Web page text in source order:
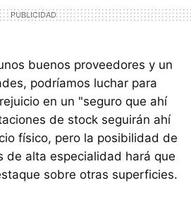
buenos proveedores y un
podríamos luchar para
en un "seguro que ahí
de stock seguirán ahí
físico, pero la posibilidad de
de alta especialidad hará que
sobre otras superficies.